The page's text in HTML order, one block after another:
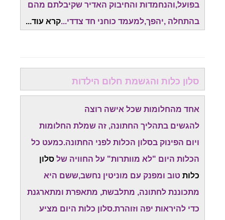
בפועל,והנחמדות והחיבוק האדיר שקיבלתם מהם
בהתחלה ,יהפך,למעמד כוחני חד צדדי...קרא עוד...
סלון כלות והגשמת חלום הילדות
אחד מהחלומות שכל אישה רוצה
להגשים בתהליך החתונה, זה שמלת החלומות
ויום הפינוק בסלון הכלות לפני החתונה.כמעט כל
הכלות היום "לא מוותרות" על החוויה של סלון
כלות טוב ומפנק עם מוניטין נחשב,ששם היא
מתכוננת לחתונה, מתלבשת, מתאפרת ומתארגנת
כדי להיראות יפה וזוהרת.סלון כלות היום מציע